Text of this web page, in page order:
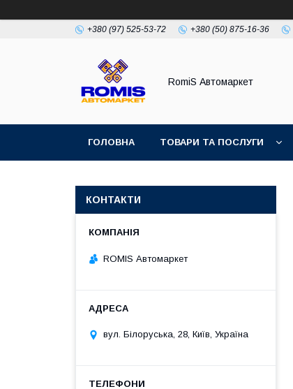
+380 (97) 525-53-72 +380 (50) 875-16-36
RomiS Автомаркет
ГОЛОВНА ТОВАРИ ТА ПОСЛУГИ
КОНТАКТИ
ROMIS Автомаркет
вул. Білоруська, 28, Київ, Україна